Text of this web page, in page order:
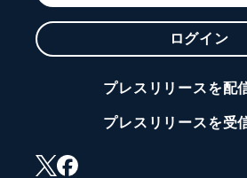
ログイン
プレスリリースを配
プレスリリースを受